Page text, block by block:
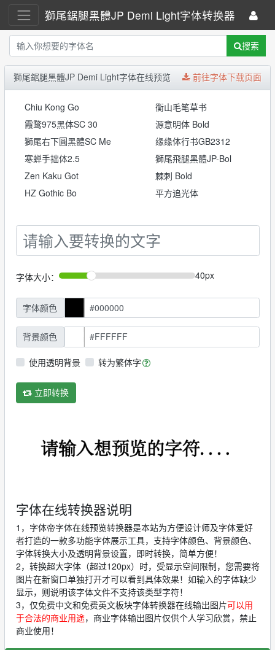
獅尾鋸腿黑體JP Demi Light字体转换器
搜索
獅尾鋸腿黑體JP Demi Light字体在线预览 前往字体下载页面
Chiu Kong Go
衡山毛笔草书
霞鹜975黑体SC 30
源意明体 Bold
獅尾右下圓黑體SC Me
缘缘体行书GB2312
寒蝉手拙体2.5
獅尾飛腿黑體JP-Bol
Zen Kaku Got
棘刺 Bold
HZ Gothic Bo
平方追光体
字体大小： 40px
字体颜色
背景颜色
使用透明背景 转为繁体字
立即转换
字体在线转换器说明
1，字体帝字体在线预览转换器是本站为方便设计师及字体爱好
者打造的一款多功能字体展示工具，支持字体颜色、背景颜色、
字体转换大小及透明背景设置，即时转换，简单方便！
2，转换超大字体（超过120px）时，受显示空间限制，您需要将
图片在新窗口单独打开才可以看到具体效果！如输入的字体缺少
显示，则说明该字体文件不支持该类型字符！
3，仅免费中文和免费英文板块字体转换器在线输出图片可以用
于合法的商业用途，商业字体输出图片仅供个人学习欣赏，禁止
商业使用！